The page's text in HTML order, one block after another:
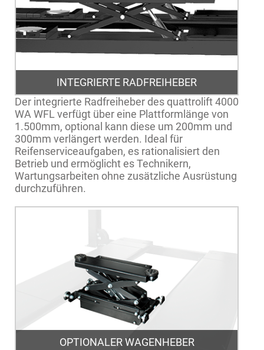
INTEGRIERTE RADFREIHEBER
Der integrierte Radfreiheber des quattrolift 4000
WA WFL verfügt über eine Plattformlänge von
1.500mm, optional kann diese um 200mm und
300mm verlängert werden. Ideal für
Reifenserviceaufgaben, es rationalisiert den
Betrieb und ermöglicht es Technikern,
Wartungsarbeiten ohne zusätzliche Ausrüstung
durchzuführen.
OPTIONALER WAGENHEBER